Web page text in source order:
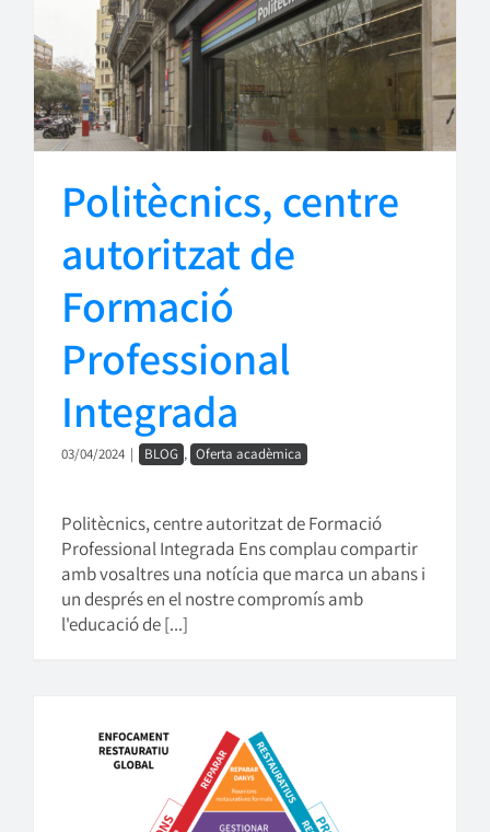
Politècnics, centre
autoritzat de
Formació
Professional
Integrada
03/04/2024 | BLOG , Oferta acadèmica
Politècnics, centre autoritzat de Formació
Professional Integrada Ens complau compartir
amb vosaltres una notícia que marca un abans i
un després en el nostre compromís amb
l'educació de [...]